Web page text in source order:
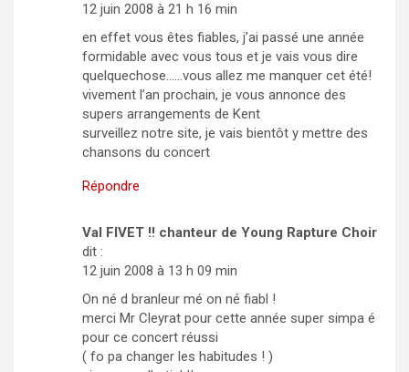
12 juin 2008 à 21 h 16 min
en effet vous êtes fiables, j’ai passé une année
formidable avec vous tous et je vais vous dire
quelquechose……vous allez me manquer cet été!
vivement l’an prochain, je vous annonce des
supers arrangements de Kent
surveillez notre site, je vais bientôt y mettre des
chansons du concert
Répondre
Val FIVET !! chanteur de Young Rapture Choir
dit :
12 juin 2008 à 13 h 09 min
On né d branleur mé on né fiabl !
merci Mr Cleyrat pour cette année super simpa é
pour ce concert réussi
( fo pa changer les habitudes ! )